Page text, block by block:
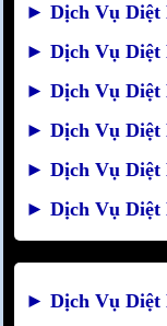
► Dịch Vụ Diệt
► Dịch Vụ Diệt
► Dịch Vụ Diệt
► Dịch Vụ Diệt
► Dịch Vụ Diệt
► Dịch Vụ Diệt
► Dịch Vụ Diệt